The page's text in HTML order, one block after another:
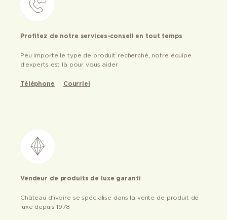
Profitez de notre services-conseil en tout temps
Peu importe le type de produit recherché, notre équipe
d’experts est là pour vous aider
Téléphone Courriel
Vendeur de produits de luxe garanti
Château d’ivoire se spécialise dans la vente de produit de
luxe depuis 1978